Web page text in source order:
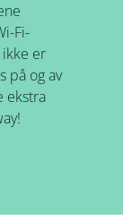
Fi-
er
på og av
ekstra